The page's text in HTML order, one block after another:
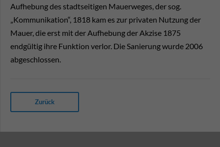
Aufhebung des stadtseitigen Mauerweges, der sog.
„Kommunikation“, 1818 kam es zur privaten Nutzung der
Mauer, die erst mit der Aufhebung der Akzise 1875
endgültig ihre Funktion verlor. Die Sanierung wurde 2006
abgeschlossen.
Zurück